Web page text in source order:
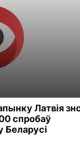
Латвія
спробаў